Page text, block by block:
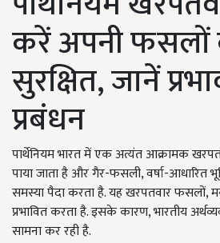
करें अपनी फसलों
सुरक्षित, जानें
प्रबंधन
पार्थेनियम भारत में एक अत्यंत आक्रामक
पाया जाता है और गैर-फसली, वर्षा-आधारित
समस्या पैदा करता है. यह खरपतवार फसलों,
प्रभावित करता है. इसके कारण, भारतीय
सामना कर रही है.